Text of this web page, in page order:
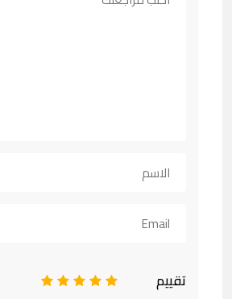
تقييم 5
4
3
2